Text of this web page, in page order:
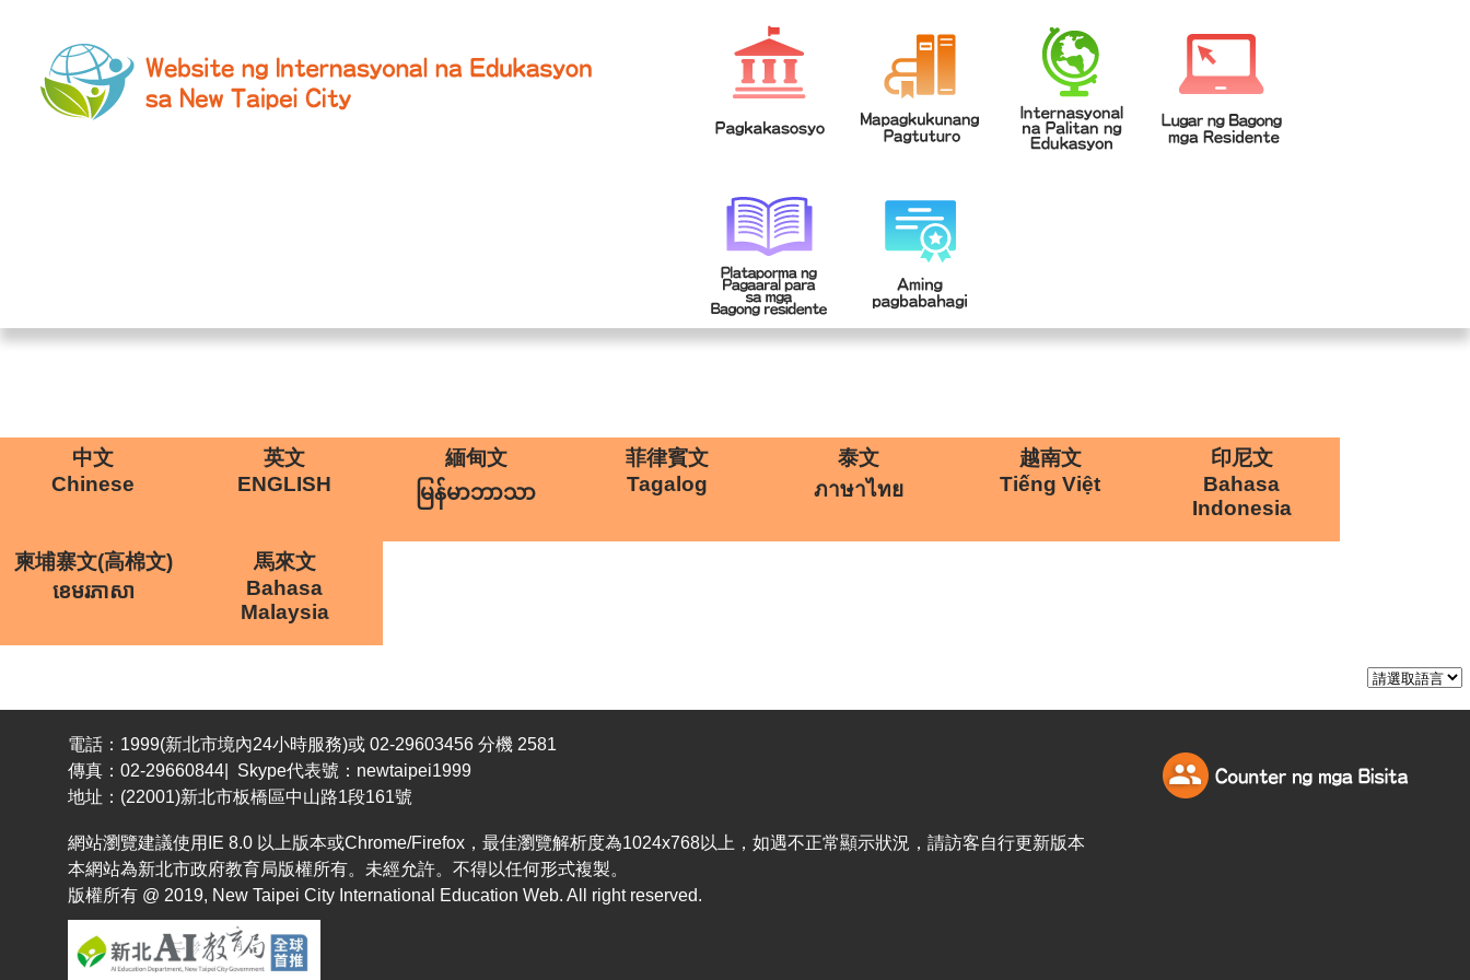
網站導覽 |學校登入 回首頁|
中文
Chinese
英文
ENGLISH
緬甸文
မြန်မာဘာသာ
菲律賓文
Tagalog
泰文
ภาษาไทย
越南文
Tiếng Việt
印尼文
Bahasa
Indonesia
柬埔寨文(高棉文)
ខេមរភាសា
馬來文
Bahasa
Malaysia
電話：1999(新北市境內24小時服務)或 02-29603456 分機 2581
傳真：02-29660844| Skype代表號：newtaipei1999
地址：(22001)新北市板橋區中山路1段161號
網站瀏覽建議使用IE 8.0 以上版本或Chrome/Firefox，最佳瀏覽解析度為1024x768以上，如遇不正常顯示狀況，請訪客自行更新版本
本網站為新北市政府教育局版權所有。未經允許。不得以任何形式複製。
版權所有 @ 2019, New Taipei City International Education Web. All right reserved.